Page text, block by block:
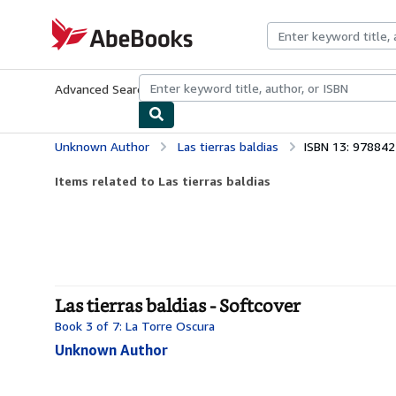
AbeBooks.com
Advanced Search Browse CollectionsRare BooksArt &
Unknown Author Las tierras baldias ISBN 13:
Items related to Las tierras baldias
Las tierras baldias - Softcover
Book 3 of 7: La Torre Oscura
Unknown Author